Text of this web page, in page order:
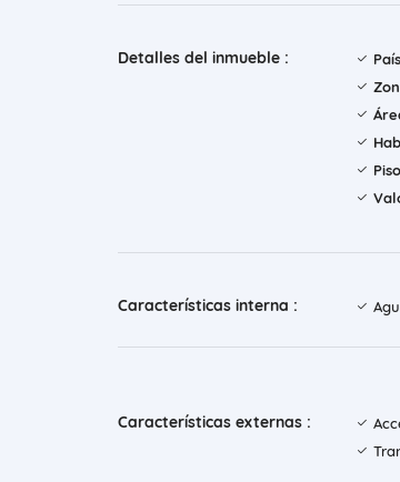
Detalles del inmueble :
Características interna :
Características externas :